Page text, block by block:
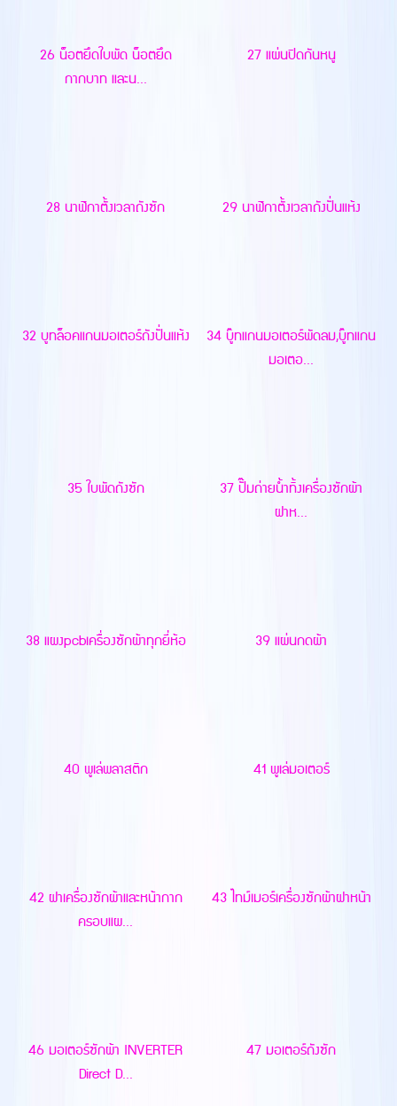
26 น็อตยึดใบพัด น็อตยึด
กากบาท และน...
27 แผ่นปิดกันหนู
28 นาฬิกาตั้งเวลาถังซัก 29 นาฬิกาตั้งเวลาถังปั่นแห้ง
32 บูทล็อคแกนมอเตอร์ถังปั่นแห้ง
34 บู๊ทแกนมอเตอร์พัดลม,บู๊ทแกน
มอเตอ...
35 ใบพัดถังซัก
37 ปั๊มถ่ายน้ำทิ้งเครื่องซักผ้า
ฝาห...
38 แผงpcbเครื่องซักผ้าทุกยี่ห้อ 39 แผ่นกดผ้า
40 พูเล่พลาสติก 41 พูเล่มอเตอร์
42 ฝาเครื่องซักผ้าและหน้ากาก
ครอบแผ...
43 ไทม์เมอร์เครื่องซักผ้าฝาหน้า
46 มอเตอร์ซักผ้า INVERTER
Direct D...
47 มอเตอร์ถังซัก